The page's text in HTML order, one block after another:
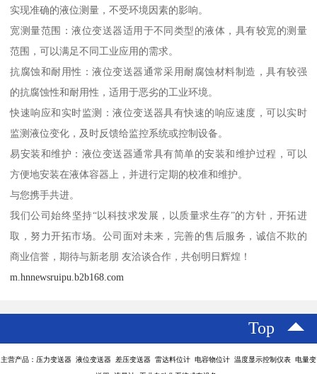
实现准确的液位测量，不受环境因素的影响。
宽测量范围：液位变送器适用于不同类型的液体，具有较宽的测量
范围，可以满足不同工业应用的需求。
抗腐蚀和耐用性：液位变送器通常采用耐腐蚀材料制造，具有较强
的抗腐蚀性和耐用性，适用于恶劣的工业环境。
快速响应和实时监测：液位变送器具有快速的响应速度，可以实时
监测液位变化，及时反馈给监控系统或控制设备。
易安装和维护：液位变送器通常具有简单的安装和维护过程，可以
方便地安装在液体容器上，并进行定期的校准和维护。
与您携手共进。
我们公司始终坚持“以科技求发展，以质量求生存”的方针，开拓进
取，努力开拓市场。公司面对未来，完善的售后服务，诚信不欺的
商业信誉，期待与新老朋 友洽谈合作，共创明日辉煌！
m.hnnewsruipu.b2b168.com
Top
主营产品：压力变送器 液位变送器 差压变送器 雷达料位计 电容物位计 温度显示控制仪表 电量变